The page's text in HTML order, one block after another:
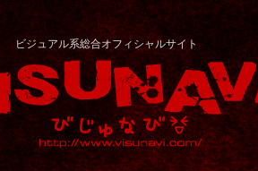
ビジュアル系総合オフィシャルサイト